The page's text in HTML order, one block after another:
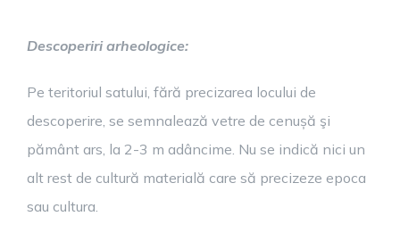
Descoperiri arheologice:
Pe teritoriul satului, fără precizarea locului de
descoperire, se semnalează vetre de cenușă şi
pământ ars, la 2-3 m adâncime. Nu se indică nici un
alt rest de cultură materială care să precizeze epoca
sau cultura.